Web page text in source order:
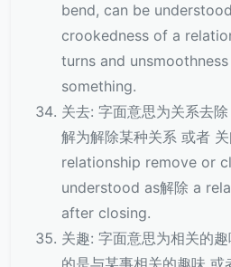
bend, can be
crookedness of a
turns and
something.
关去: 字面意思为关系去
解为解除某种关系 或者 关
relationship remove or
understood as解除 a
after closing.
关趣: 字面意思为相关的
的是与某事相关的趣味 或